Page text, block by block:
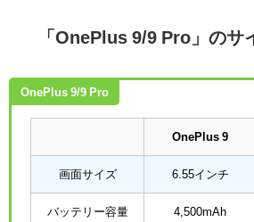
「OnePlus 9/9 Pro」のサ
OnePlus 9/9 Pro
OnePlus 9
画面サイズ 6.55インチ
バッテリー容量 4,500mAh